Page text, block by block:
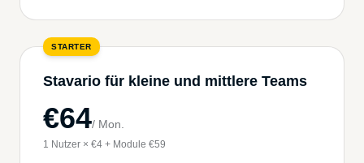
STARTER
Stavario für kleine und mittlere Teams
€64/ Mon.
1 Nutzer × €4 + Module €59